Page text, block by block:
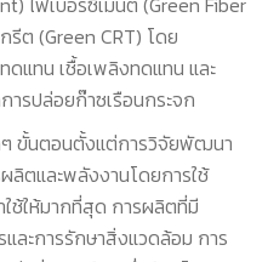
รีต (Green CRT) โดย
แทน เชื้อเพลิงทดแทน และ
รปล่อยก๊าซเรือนกระจก
ๆ ขั้นตอนตั้งแต่การวิจัยพัฒนา
ลิตและพลังงานโดยการใช้
ช้ให้มากที่สุด การผลิตที่มี
ละการรักษาสิ่งแวดล้อม การ